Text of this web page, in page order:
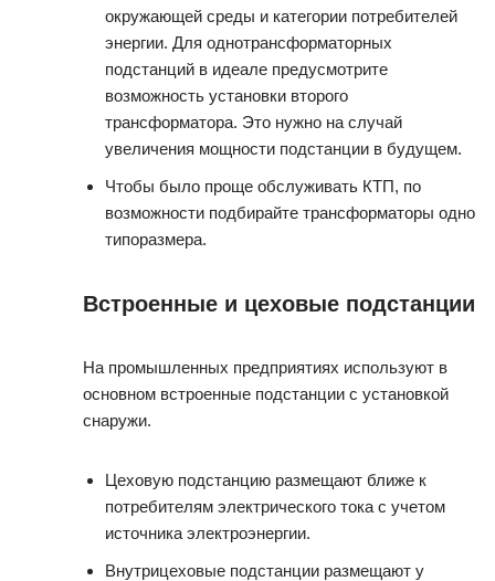
окружающей среды и категории потребителей
энергии. Для однотрансформаторных
подстанций в идеале предусмотрите
возможность установки второго
трансформатора. Это нужно на случай
увеличения мощности подстанции в будущем.
Чтобы было проще обслуживать КТП, по
возможности подбирайте трансформаторы одно
типоразмера.
Встроенные и цеховые подстанции
На промышленных предприятиях используют в
основном встроенные подстанции с установкой
снаружи.
Цеховую подстанцию размещают ближе к
потребителям электрического тока с учетом
источника электроэнергии.
Внутрицеховые подстанции размещают у